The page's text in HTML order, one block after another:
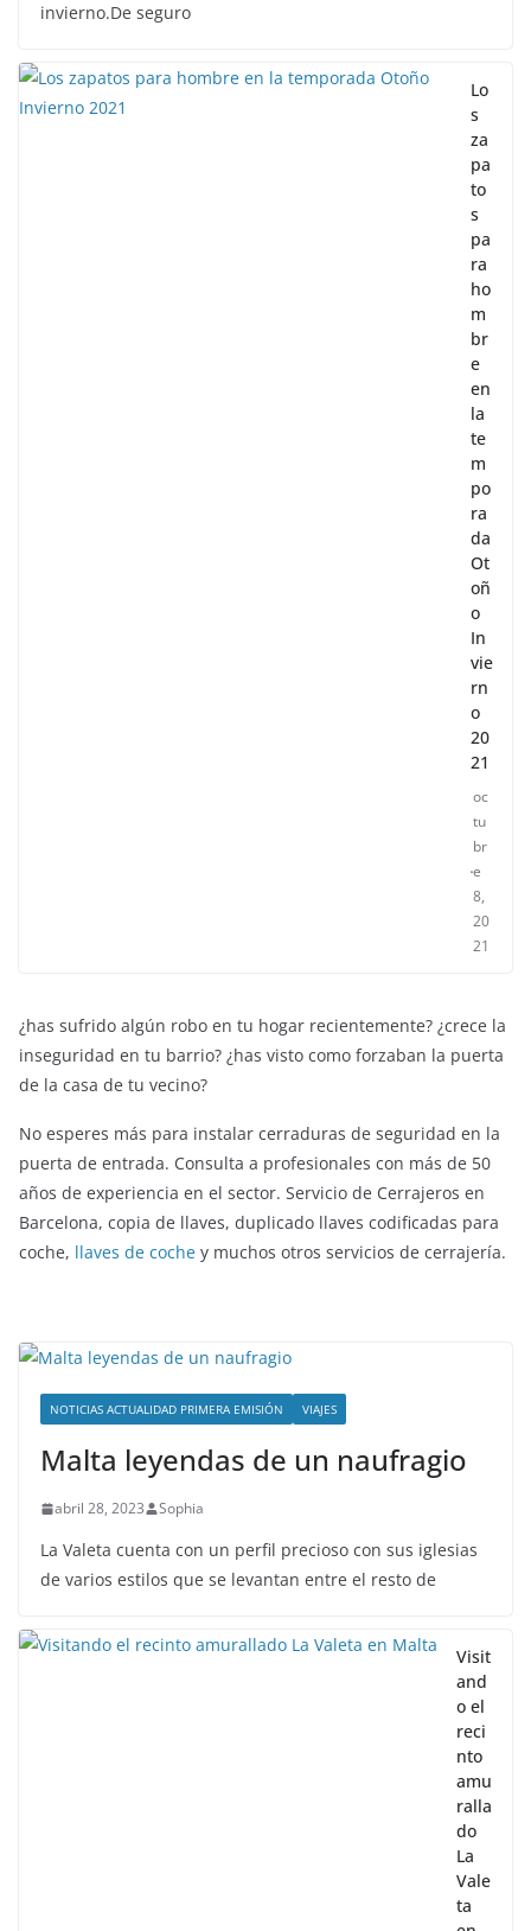
invierno.De seguro
Lo
s
za
pa
to
s
pa
ra
ho
m
br
e
en
la
te
m
po
ra
da
Ot
oñ
o
In
vie
rn
o
20
21
oc
tu
br
e
8,
20
21
¿has sufrido algún robo en tu hogar recientemente? ¿crece la
inseguridad en tu barrio? ¿has visto como forzaban la puerta
de la casa de tu vecino?
No esperes más para instalar cerraduras de seguridad en la
puerta de entrada. Consulta a profesionales con más de 50
años de experiencia en el sector. Servicio de Cerrajeros en
Barcelona, copia de llaves, duplicado llaves codificadas para
coche, llaves de coche y muchos otros servicios de cerrajería.
NOTICIAS ACTUALIDAD PRIMERA EMISIÓN VIAJES
Malta leyendas de un naufragio
abril 28, 2023 Sophia
La Valeta cuenta con un perfil precioso con sus iglesias
de varios estilos que se levantan entre el resto de
Visit
and
o el
reci
nto
amu
ralla
do
La
Vale
ta